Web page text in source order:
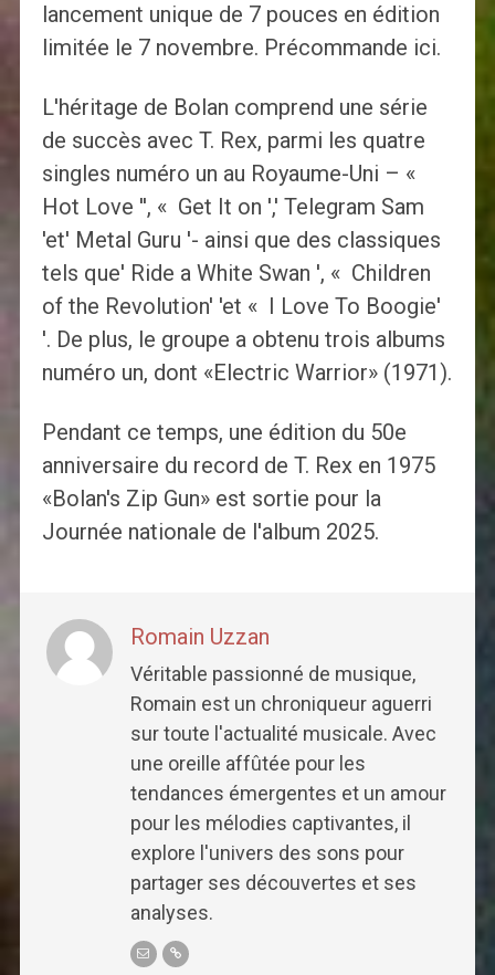
lancement unique de 7 pouces en édition
limitée le 7 novembre. Précommande ici.
L'héritage de Bolan comprend une série
de succès avec T. Rex, parmi les quatre
singles numéro un au Royaume-Uni – «
Hot Love '', « Get It on ',' Telegram Sam
'et' Metal Guru '- ainsi que des classiques
tels que' Ride a White Swan ', « Children
of the Revolution' 'et « I Love To Boogie'
'. De plus, le groupe a obtenu trois albums
numéro un, dont «Electric Warrior» (1971).
Pendant ce temps, une édition du 50e
anniversaire du record de T. Rex en 1975
«Bolan's Zip Gun» est sortie pour la
Journée nationale de l'album 2025.
Romain Uzzan
Véritable passionné de musique,
Romain est un chroniqueur aguerri
sur toute l'actualité musicale. Avec
une oreille affûtée pour les
tendances émergentes et un amour
pour les mélodies captivantes, il
explore l'univers des sons pour
partager ses découvertes et ses
analyses.